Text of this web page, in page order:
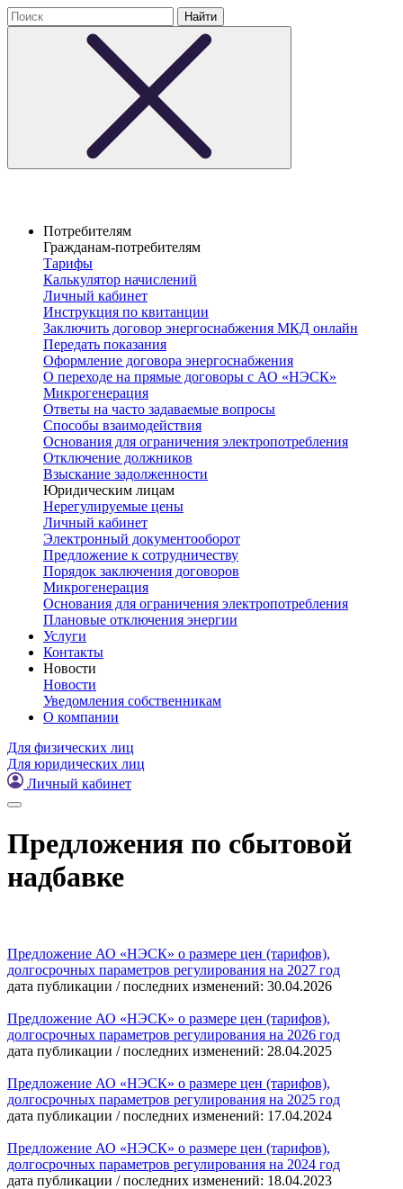
Потребителям
Гражданам-потребителям
Тарифы
Калькулятор начислений
Личный кабинет
Инструкция по квитанции
Заключить договор энергоснабжения МКД онлайн
Передать показания
Оформление договора энергоснабжения
О переходе на прямые договоры с АО «НЭСК»
Микрогенерация
Ответы на часто задаваемые вопросы
Способы взаимодействия
Основания для ограничения электропотребления
Отключение должников
Взыскание задолженности
Юридическим лицам
Нерегулируемые цены
Личный кабинет
Электронный документооборот
Предложение к сотрудничеству
Порядок заключения договоров
Микрогенерация
Основания для ограничения электропотребления
Плановые отключения энергии
Услуги
Контакты
Новости
Новости
Уведомления собственникам
О компании
Для физических лиц
Для юридических лиц
Личный кабинет
Предложения по сбытовой
надбавке
Предложение АО «НЭСК» о размере цен (тарифов),
долгосрочных параметров регулирования на 2027 год
дата публикации / последних изменений: 30.04.2026
Предложение АО «НЭСК» о размере цен (тарифов),
долгосрочных параметров регулирования на 2026 год
дата публикации / последних изменений: 28.04.2025
Предложение АО «НЭСК» о размере цен (тарифов),
долгосрочных параметров регулирования на 2025 год
дата публикации / последних изменений: 17.04.2024
Предложение АО «НЭСК» о размере цен (тарифов),
долгосрочных параметров регулирования на 2024 год
дата публикации / последних изменений: 18.04.2023